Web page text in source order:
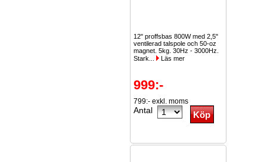
12" proffsbas 800W med 2,5"
ventilerad talspole och 50-oz
magnet. 5kg. 30Hz - 3000Hz.
Stark...
Läs mer
999:-
799:- exkl. moms
Antal